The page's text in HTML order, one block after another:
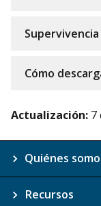
Supervivencia
Cómo
Actualización: 7
Quiénes
Recursos